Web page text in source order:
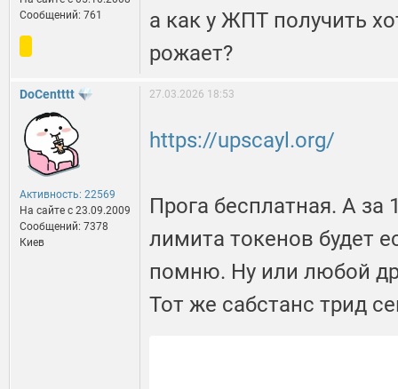
Сообщений: 761
а как у ЖПТ получить
рожает?
DoCentttt
Активность: 22569
На сайте c 23.09.2009
Сообщений: 7378
Киев
27.03.2026 18:53
https://upscayl.org/
Прога бесплатная. А за
лимита токенов будет
помню. Ну или любой
Тот же сабстанс трид